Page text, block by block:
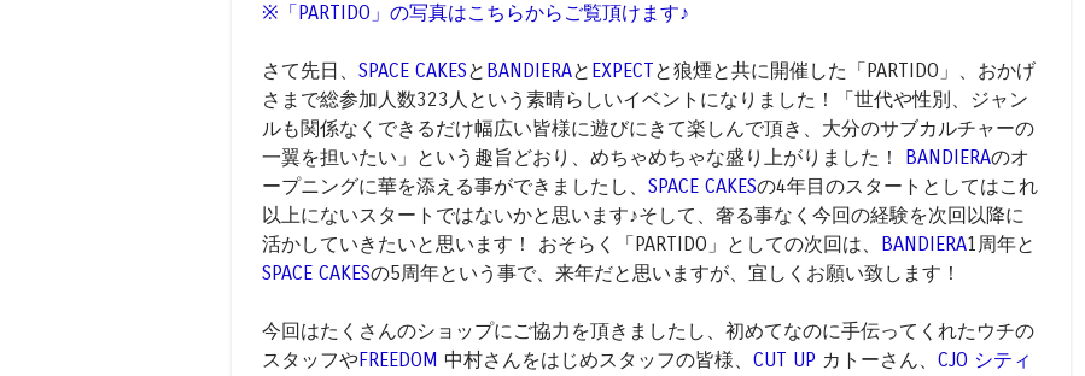
※「PARTIDO」の写真はこちらからご覧頂けます♪
さて先日、 SPACE CAKESと BANDIERAと EXPECTと狼煙と共に開催した「PARTIDO」、おかげ
さまで総参加人数323人という素晴らしいイベントになりました！「世代や性別、ジャン
ルも関係なくできるだけ幅広い皆様に遊びにきて楽しんで頂き、大分のサブカルチャーの
一翼を担いたい」という趣旨どおり、めちゃめちゃな盛り上がりました！ BANDIERAのオ
ープニングに華を添える事ができましたし、 SPACE CAKESの4年目のスタートとしてはこれ
以上にないスタートではないかと思います♪そして、奢る事なく今回の経験を次回以降に
活かしていきたいと思います！ おそらく「PARTIDO」としての次回は、 BANDIERA1周年と
SPACE CAKESの5周年という事で、来年だと思いますが、宜しくお願い致します！
今回はたくさんのショップにご協力を頂きましたし、初めてなのに手伝ってくれたウチの
スタッフやFREEDOM 中村さんをはじめスタッフの皆様、 CUT UP カトーさん、 CJO シティ